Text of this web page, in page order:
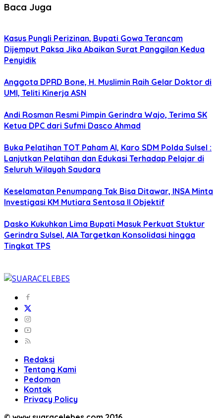
Baca Juga
Kasus Pungli Perizinan, Bupati Gowa Terancam
Dijemput Paksa Jika Abaikan Surat Panggilan Kedua
Penyidik
Anggota DPRD Bone, H. Muslimin Raih Gelar Doktor di
UMI, Teliti Kinerja ASN
Andi Rosman Resmi Pimpin Gerindra Wajo, Terima SK
Ketua DPC dari Sufmi Dasco Ahmad
Buka Pelatihan TOT Paham AI, Karo SDM Polda Sulsel :
Lanjutkan Pelatihan dan Edukasi Terhadap Pelajar di
Seluruh Wilayah Saudara
Keselamatan Penumpang Tak Bisa Ditawar, INSA Minta
Investigasi KM Mutiara Sentosa II Objektif
Dasko Kukuhkan Lima Bupati Masuk Perkuat Stuktur
Gerindra Sulsel, AIA Targetkan Konsolidasi hingga
Tingkat TPS
Redaksi
Tentang Kami
Pedoman
Kontak
Privacy Policy